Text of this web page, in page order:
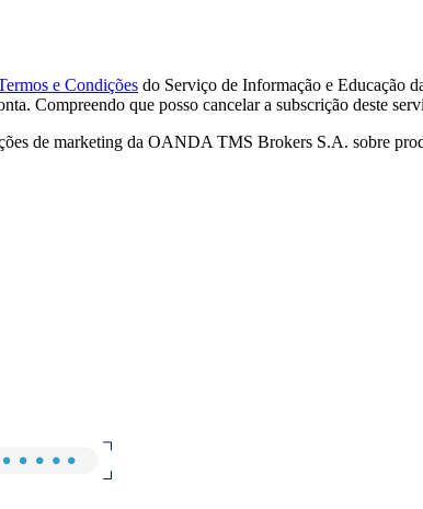
e Condições do Serviço de Informação e Educação
Compreendo que posso cancelar a subscrição deste
de marketing da OANDA TMS Brokers S.A. sobre